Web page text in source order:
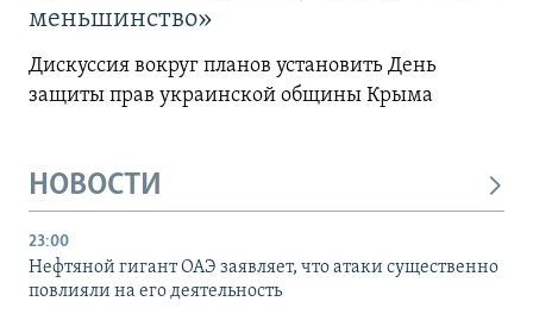
меньшинство»
Дискуссия вокруг планов установить День
защиты прав украинской общины Крыма
НОВОСТИ
23:00
Нефтяной гигант ОАЭ заявляет, что атаки существенно
повлияли на его деятельность